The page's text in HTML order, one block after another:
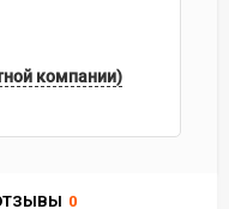
0
компании)